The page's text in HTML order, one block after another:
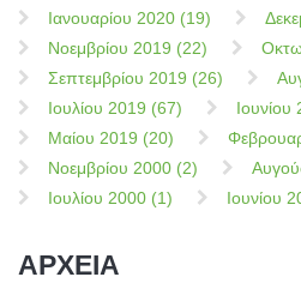
Ιανουαρίου 2020 (19)
Νοεμβρίου 2019 (22)
Σεπτεμβρίου 2019 (26)
Ιουλίου 2019 (67)
Μαίου 2019 (20)
Νοεμβρίου 2000 (2)
Ιουλίου 2000 (1)
Ιουνίου
ΑΡΧΕΙΑ